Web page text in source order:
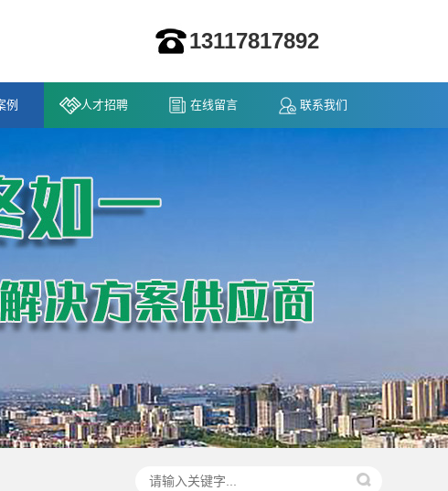
13117817892
例 人才招聘 在线留言 联系我们